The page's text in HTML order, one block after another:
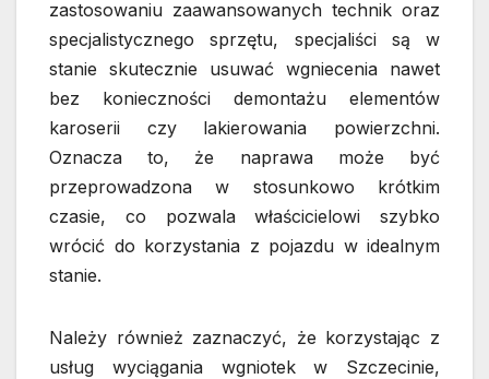
zastosowaniu zaawansowanych technik oraz
specjalistycznego sprzętu, specjaliści są w
stanie skutecznie usuwać wgniecenia nawet
bez konieczności demontażu elementów
karoserii czy lakierowania powierzchni.
Oznacza to, że naprawa może być
przeprowadzona w stosunkowo krótkim
czasie, co pozwala właścicielowi szybko
wrócić do korzystania z pojazdu w idealnym
stanie.
Należy również zaznaczyć, że korzystając z
usług wyciągania wgniotek w Szczecinie,